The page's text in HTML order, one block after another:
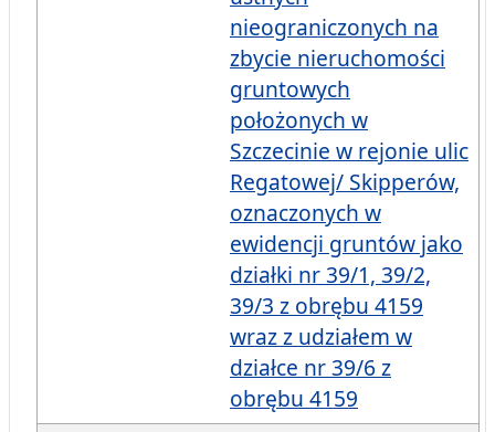
nieograniczonych na
zbycie nieruchomości
gruntowych
położonych w
Szczecinie w rejonie ulic
Regatowej/ Skipperów,
oznaczonych w
ewidencji gruntów jako
działki nr 39/1, 39/2,
39/3 z obrębu 4159
wraz z udziałem w
działce nr 39/6 z
obrębu 4159